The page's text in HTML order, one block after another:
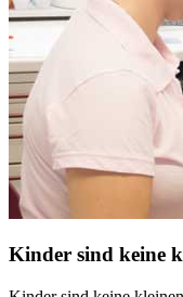
Kinder sind keine